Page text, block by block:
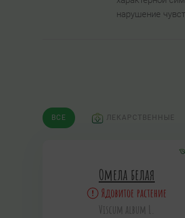
нарушение
ВСЕ ЛЕКАРСТВЕННЫЕ
Омела белая
Ядовитое растение
Viscum album L.